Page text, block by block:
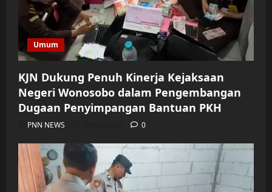
Umum
KJN Dukung Penuh Kinerja Kejaksaan
Negeri Wonosobo dalam Pengembangan
Dugaan Penyimpangan Bantuan PKH
PNN NEWS 0